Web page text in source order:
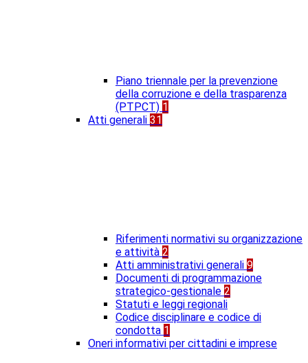
Piano triennale per la prevenzione
della corruzione e della trasparenza
(PTPCT) 1
Atti generali 31
Riferimenti normativi su organizzazione
e attività 2
Atti amministrativi generali 9
Documenti di programmazione
strategico-gestionale 2
Statuti e leggi regionali
Codice disciplinare e codice di
condotta 1
Oneri informativi per cittadini e imprese